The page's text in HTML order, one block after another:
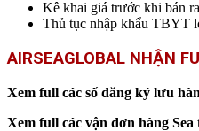
Kê khai giá trước khi bán
Thủ tục nhập khẩu
AIRSEAGLOBAL NHẬN
Xem full các số đăng ký lưu
Xem full các vận đơn hàng